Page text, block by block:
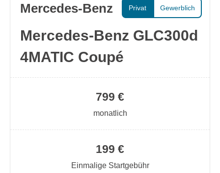
Privat Gewerblich
Mercedes-Benz
Mercedes-Benz GLC300d
4MATIC Coupé
199 €
Einmalige Startgebühr
799 €
monatlich